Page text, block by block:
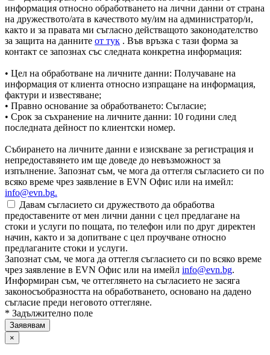
информация относно обработването на лични данни от страна
на дружеството/ата в качеството му/им на администратор/и,
както и за правата ми съгласно действащото законодателство
за защита на данните от тук . Във връзка с тази форма за
контакт се запознах със следната конкретна информация:
• Цел на обработване на личните данни: Получаване на
информация от клиента относно изпращане на информация,
фактури и известяване;
• Правно основание за обработването: Съгласие;
• Срок за съхранение на личните данни: 10 години след
последната дейност по клиентски номер.
Събирането на личните данни е изискване за регистрация и
непредоставянето им ще доведе до невъзможност за
изпълнение. Запознат съм, че мога да оттегля съгласието си по
всяко време чрез заявление в EVN Офис или на имейл:
info@evn.bg.
Давам съгласието си дружеството да обработва
предоставените от мен лични данни с цел предлагане на
стоки и услуги по пощата, по телефон или по друг директен
начин, както и за допитване с цел проучване относно
предлаганите стоки и услуги.
Запознат съм, че мога да оттегля съгласието си по всяко време
чрез заявление в EVN Офис или на имейл info@evn.bg.
Информиран съм, че оттеглянето на съгласието не засяга
законосъобразността на обработването, основано на дадено
съгласие преди неговото оттегляне.
* Задължително поле
×